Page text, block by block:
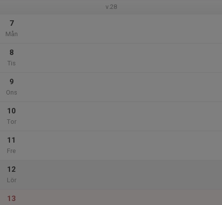
v.28
7
Mån
8
Tis
9
Ons
10
Tor
11
Fre
12
Lör
13